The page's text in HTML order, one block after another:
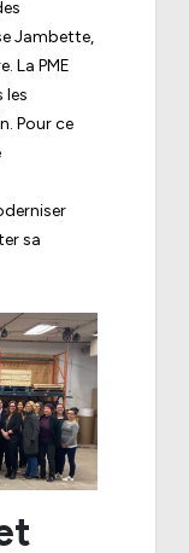
Jambette,
La PME
les
Pour ce
sa